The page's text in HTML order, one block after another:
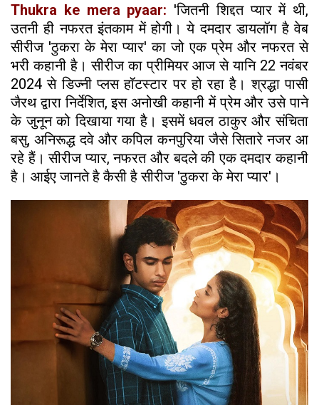
Thukra ke mera pyaar: 'जितनी शिद्दत प्यार में थी,
उतनी ही नफरत इंतकाम में होगी। ये दमदार डायलॉग है वेब
सीरीज 'ठुकरा के मेरा प्यार' का जो एक प्रेम और नफरत से
भरी कहानी है। सीरीज का प्रीमियर आज से यानि 22 नवंबर
2024 से डिज्नी प्लस हॉटस्टार पर हो रहा है। श्रद्धा पासी
जैरथ द्वारा निर्देशित, इस अनोखी कहानी में प्रेम और उसे पाने
के जुनून को दिखाया गया है। इसमें धवल ठाकुर और संचिता
बसु, अनिरूद्ध दवे और कपिल कनपुरिया जैसे सितारे नजर आ
रहे हैं। सीरीज प्यार, नफरत और बदले की एक दमदार कहानी
है। आईए जानते है कैसी है सीरीज 'ठुकरा के मेरा प्यार'।